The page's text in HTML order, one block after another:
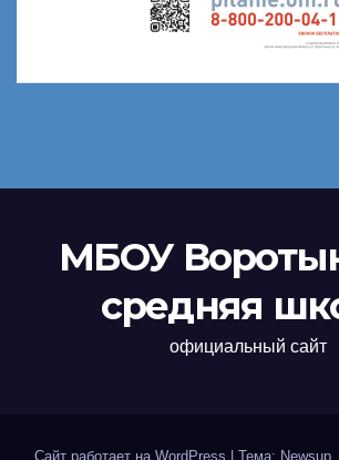
МБОУ
средняя
официальный сайт
Сайт работает на WordPress Тема: Newsup,